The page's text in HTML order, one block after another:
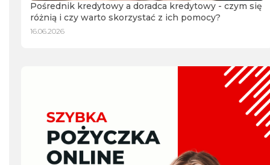
Pośrednik kredytowy a doradca kredytowy - czym się
różnią i czy warto skorzystać z ich pomocy?
16.06.2026